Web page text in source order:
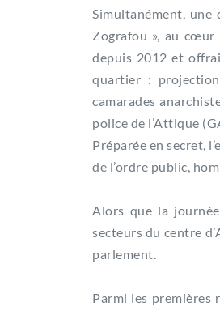
Simultanément, une
Zografou », au cœur
depuis 2012 et
quartier :
camarades
police de l’Attique
Préparée en secret,
de l’ordre public,
Alors que la
secteurs du centre
parlement.
Parmi les premières